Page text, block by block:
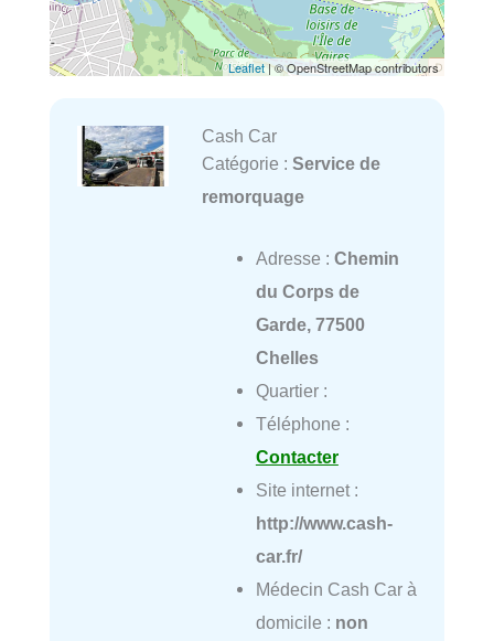
Leaflet| © OpenStreetMap contributors
Cash Car
Catégorie : Service de
remorquage
Adresse : Chemin
du Corps de
Garde, 77500
Chelles
Quartier :
Téléphone :
Contacter
Site internet :
http://www.cash-
car.fr/
Médecin Cash Car à
domicile : non